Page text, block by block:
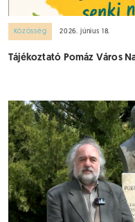
Közösség 2026. június 18.
Tájékoztató Pomáz Város